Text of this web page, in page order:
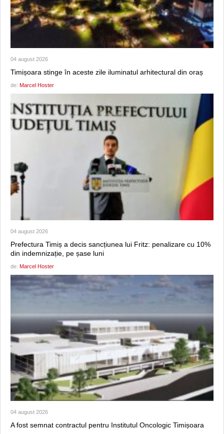
04 august 2026
Timișoara stinge în aceste zile iluminatul arhitectural din oraș
de: Marcel Hoster
04 august 2026
Prefectura Timiș a decis sancțiunea lui Fritz: penalizare cu 10%
din indemnizație, pe șase luni
de: Marcel Hoster
04 august 2026
A fost semnat contractul pentru Institutul Oncologic Timișoara